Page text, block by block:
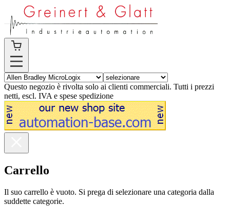
Questo negozio è rivolta solo ai clienti commerciali. Tutti i prezzi
netti, escl. IVA e spese spedizione
Carrello
Il suo carrello è vuoto. Si prega di selezionare una categoria dalla
suddette categorie.